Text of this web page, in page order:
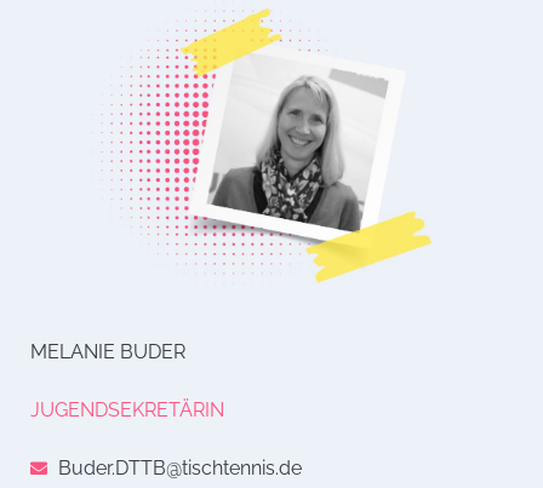
MELANIE BUDER
JUGENDSEKRETÄRIN
Buder.DTTB@tischtennis.de